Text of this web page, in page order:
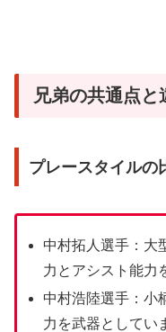
兄弟の共通点と
プレースタイルの
中村拓人選手：大
力とアシスト能力
中村浩陸選手：小
力を武器としてい